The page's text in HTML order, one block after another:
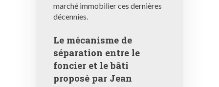
marché immobilier ces dernières
décennies.
Le mécanisme de
séparation entre le
foncier et le bâti
proposé par Jean